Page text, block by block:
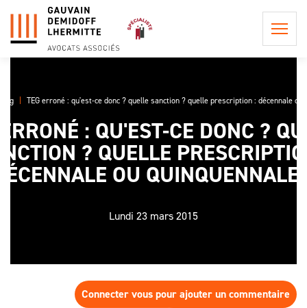
TEG erroné : qu'est-ce donc ? quelle sanction ? quelle prescription : décennale ou
: QU'EST-CE DONC ?
? QUELLE
OU QUINQUENNALE
Lundi 23 mars 2015
Connecter vous pour ajouter un commentaire
QUI
SOMMES-
NOUS ?
POSTULATION ET
REPRÉSENTATION
POSTULATION ET DE
REPRÉSENTATION
EN APPEL,